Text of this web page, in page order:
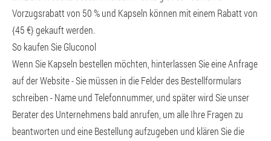
Vorzugsrabatt von 50 % und Kapseln können mit einem Rabatt von
{45 €} gekauft werden.
So kaufen Sie Gluconol
Wenn Sie Kapseln bestellen möchten, hinterlassen Sie eine Anfrage
auf der Website - Sie müssen in die Felder des Bestellformulars
schreiben - Name und Telefonnummer, und später wird Sie unser
Berater des Unternehmens bald anrufen, um alle Ihre Fragen zu
beantworten und eine Bestellung aufzugeben und klären Sie die